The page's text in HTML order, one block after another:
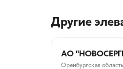
Другие
АО
Оренбургская область